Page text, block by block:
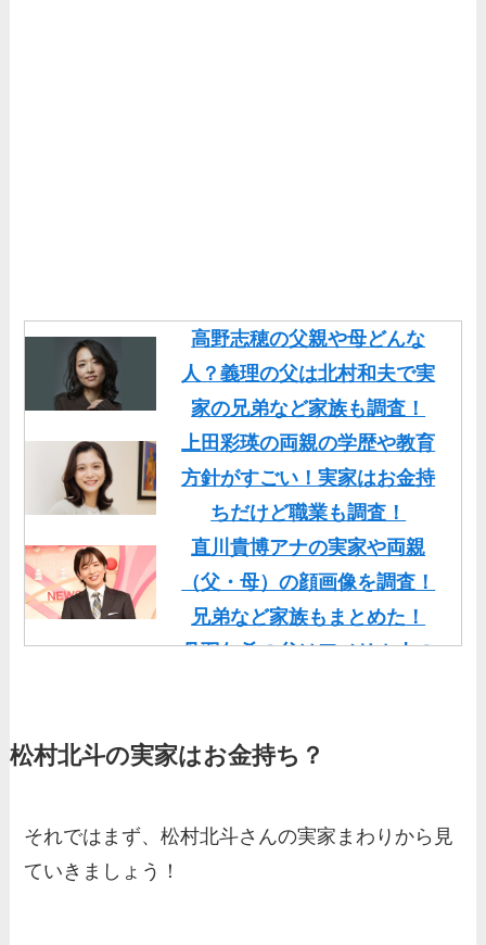
高野志穂の父親や母どんな
人？義理の父は北村和夫で実
家の兄弟など家族も調査！
上田彩瑛の両親の学歴や教育
方針がすごい！実家はお金持
ちだけど職業も調査！
直川貴博アナの実家や両親
（父・母）の顔画像を調査！
兄弟など家族もまとめた！
丹羽仁希の父はアメリカ人の
基俊介の実家はお金持ち？兄
人？家族を調査！
松村北斗の実家はお金持ち？
それではまず、松村北斗さんの実家まわりから見
ていきましょう！